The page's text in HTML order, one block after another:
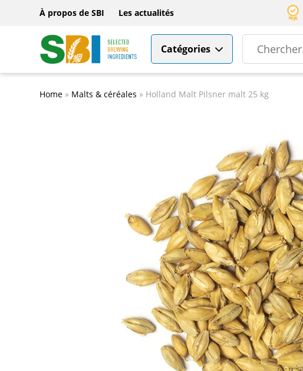
À propos de SBI Les actualités
Catégories
Home » Malts & céréales » Holland Malt Pilsner malt 25 kg